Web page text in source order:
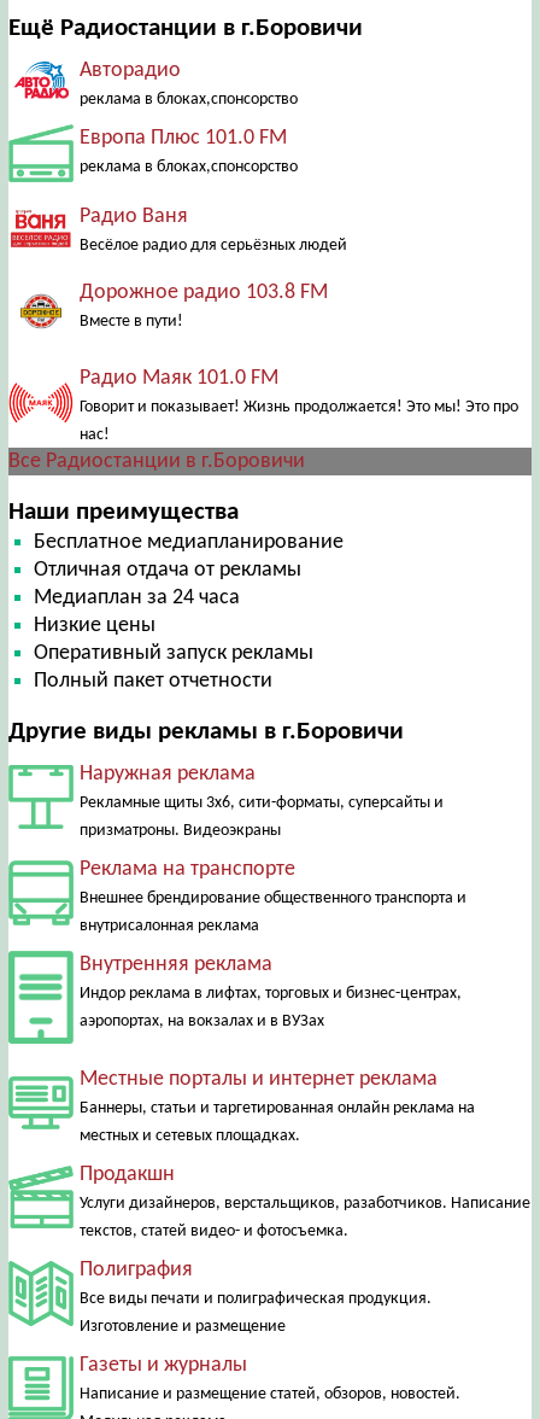
Ещё Радиостанции в г.Боровичи
Авторадио
реклама в блоках,спонсорство
Европа Плюс 101.0 FM
реклама в блоках,спонсорство
Радио Ваня
Весёлое радио для серьёзных людей
Дорожное радио 103.8 FM
Вместе в пути!
Радио Маяк 101.0 FM
Говорит и показывает! Жизнь продолжается! Это мы! Это про
нас!
Все Радиостанции в г.Боровичи
Наши преимущества
Бесплатное медиапланирование
Отличная отдача от рекламы
Медиаплан за 24 часа
Низкие цены
Оперативный запуск рекламы
Полный пакет отчетности
Другие виды рекламы в г.Боровичи
Наружная реклама
Рекламные щиты 3х6, сити-форматы, суперсайты и
призматроны. Видеоэкраны
Реклама на транспорте
Внешнее брендирование общественного транспорта и
внутрисалонная реклама
Внутренняя реклама
Индор реклама в лифтах, торговых и бизнес-центрах,
аэропортах, на вокзалах и в ВУЗах
Местные порталы и интернет реклама
Баннеры, статьи и таргетированная онлайн реклама на
местных и сетевых площадках.
Продакшн
Услуги дизайнеров, верстальщиков, разаботчиков. Написание
текстов, статей видео- и фотосъемка.
Полиграфия
Все виды печати и полиграфическая продукция.
Изготовление и размещение
Газеты и журналы
Написание и размещение статей, обзоров, новостей.